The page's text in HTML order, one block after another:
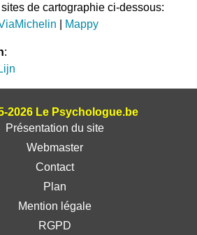
de cartographie ci-dessous:
Mappy
:
2026 Le Psychologue.be
Présentation du site
Webmaster
Contact
Plan
Mention légale
RGPD